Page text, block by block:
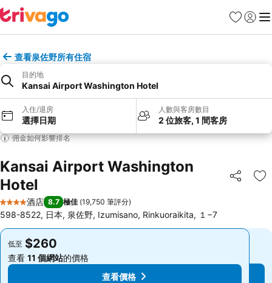
收藏夾
登入 選
查看泉佐野所有住宿
目的地
Kansai Airport Washington Hotel
入住/退房
選擇日期
人數與客房數目
2 位旅客, 1 間客房
佣金如何影響排名
Kansai Airport Washington
Hotel
分享 放
4 星級
酒店 8.7 極佳 (19,750 筆評分)
598-8522, 日本, 泉佐野, Izumisano, Rinkuoraikita, １−7
低至 $260
查看 11 個網站的價格
查看價格
低至 $260
查看 11 個網站的價格
查看價格